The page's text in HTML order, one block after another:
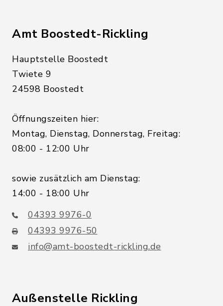
Amt Boostedt-Rickling
Hauptstelle Boostedt
Twiete 9
24598 Boostedt
Öffnungszeiten hier:
Montag, Dienstag, Donnerstag, Freitag:
08:00 - 12:00 Uhr
sowie zusätzlich am Dienstag:
14:00 - 18:00 Uhr
04393 9976-0
04393 9976-50
info@amt-boostedt-rickling.de
Außenstelle Rickling